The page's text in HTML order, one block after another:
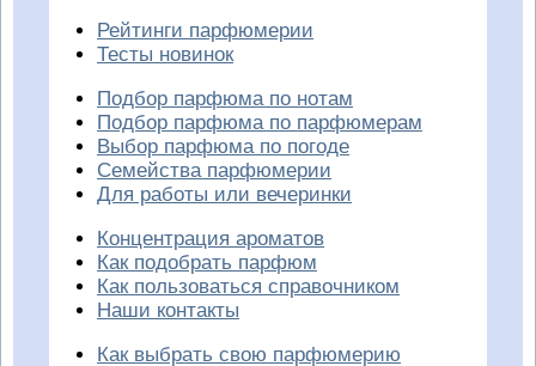
Рейтинги парфюмерии
Тесты новинок
Подбор парфюма по нотам
Подбор парфюма по парфюмерам
Выбор парфюма по погоде
Семейства парфюмерии
Для работы или вечеринки
Концентрация ароматов
Как подобрать парфюм
Как пользоваться справочником
Наши контакты
Как выбрать свою парфюмерию